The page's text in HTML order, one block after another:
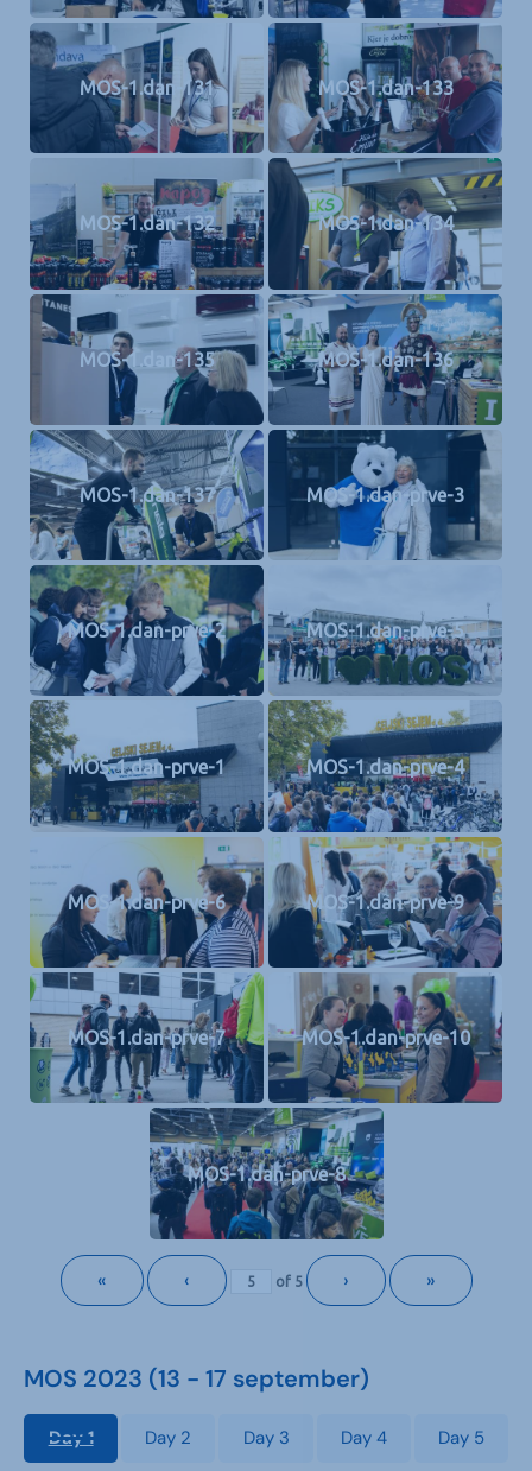
MOS-1.dan-131 MOS-1.dan-133
MOS-1.dan-132 MOS-1.dan-134
MOS-1.dan-135 MOS-1.dan-136
MOS-1.dan-137 MOS-1.dan-prve-3
MOS-1.dan-prve-2 MOS-1.dan-prve-5
MOS-1.dan-prve-1 MOS-1.dan-prve-4
MOS-1.dan-prve-6 MOS-1.dan-prve-9
MOS-1.dan-prve-7 MOS-1.dan-prve-10
MOS-1.dan-prve-8
« ‹ of 5 › »
MOS 2023 (13 - 17 september)
Day 1 Day 2 Day 3 Day 4 Day 5